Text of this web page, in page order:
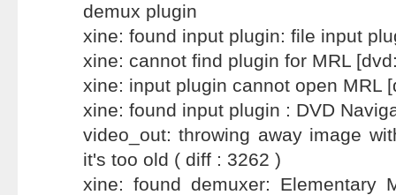
demux plugin
xine: found input plugin: file input
xine: cannot find plugin for MRL
xine: input plugin cannot open MRL
xine: found input plugin : DVD
video_out: throwing away image
it's too old ( diff : 3262 )
xine: found demuxer: Elementary